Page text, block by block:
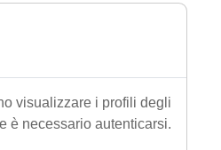
visualizzare i profili degli
è necessario autenticarsi.